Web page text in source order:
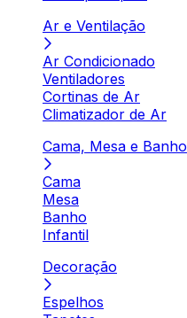
Ar e Ventilação
Ar Condicionado
Ventiladores
Cortinas de Ar
Climatizador de Ar
Cama, Mesa e Banho
Cama
Mesa
Banho
Infantil
Decoração
Espelhos